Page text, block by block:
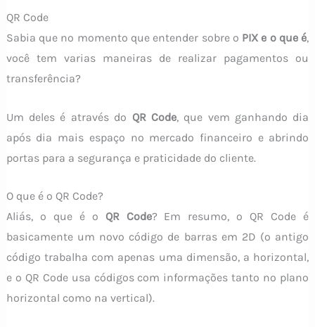
QR Code
Sabia que no momento que entender sobre o PIX e o que é,
você tem varias maneiras de realizar pagamentos ou
transferência?
Um deles é através do QR Code, que vem ganhando dia
após dia mais espaço no mercado financeiro e abrindo
portas para a segurança e praticidade do cliente.
O que é o QR Code?
Aliás, o que é o QR Code? Em resumo, o QR Code é
basicamente um novo código de barras em 2D (o antigo
código trabalha com apenas uma dimensão, a horizontal,
e o QR Code usa códigos com informações tanto no plano
horizontal como na vertical).